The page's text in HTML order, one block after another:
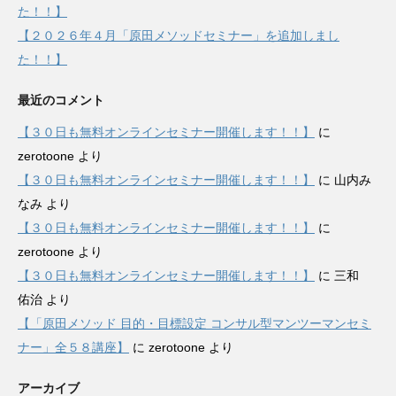
た！！】
【２０２６年４月「原田メソッドセミナー」を追加しまし
た！！】
最近のコメント
【３０日も無料オンラインセミナー開催します！！】
に
zerotoone より
【３０日も無料オンラインセミナー開催します！！】
に 山内み
なみ より
【３０日も無料オンラインセミナー開催します！！】
に
zerotoone より
【３０日も無料オンラインセミナー開催します！！】
に 三和
佑治 より
【「原田メソッド 目的・目標設定 コンサル型マンツーマンセミ
ナー」全５８講座】
に zerotoone より
アーカイブ